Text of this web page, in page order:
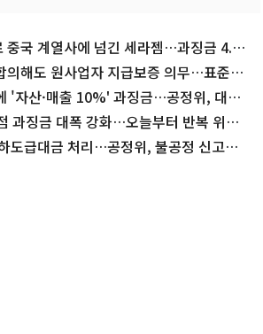
중국 계열사에 넘긴 세라젬…과징금 4.3
의해도 원사업자 지급보증 의무…표준하
'자산·매출 10%' 과징금…공정위, 대기
과징금 대폭 강화…오늘부터 반복 위반
도급대금 처리…공정위, 불공정 신고센